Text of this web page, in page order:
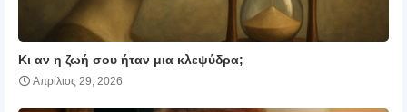
Κι αν η ζωή σου ήταν μια κλεψύδρα;
Απρίλιος 29, 2026